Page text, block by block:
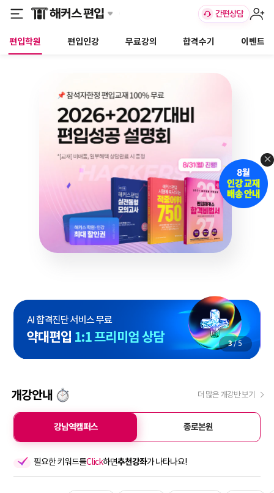
편입학원 편입인강 무료강의 합격수기 이벤트
3/5
개강안내 더 많은 개강반 보기
강남역캠퍼스 종로본원
필요한 키워드를Click하면추천강좌가 나타나요!
×